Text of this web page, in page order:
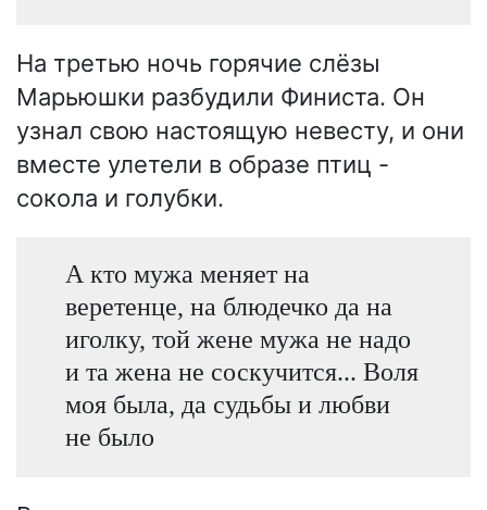
На третью ночь горячие слёзы
Марьюшки разбудили Финиста. Он
узнал свою настоящую невесту, и они
вместе улетели в образе птиц -
сокола и голубки.
А кто мужа меняет на
веретенце, на блюдечко да на
иголку, той жене мужа не надо
и та жена не соскучится... Воля
моя была, да судьбы и любви
не было